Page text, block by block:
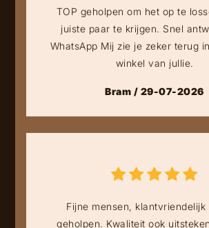
TOP geholpen om het op te
juiste paar te krijgen. Snel
WhatsApp Mij zie je zeker terug
winkel van jullie.
Bram / 29-07-2026
Fijne mensen, klantvriendelijk
geholpen. Kwaliteit ook